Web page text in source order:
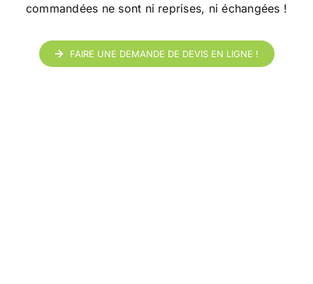
commandées ne sont ni reprises, ni échangées !
FAIRE UNE DEMANDE DE DEVIS EN LIGNE !